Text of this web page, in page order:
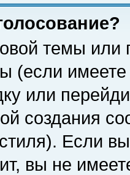
темы или
(если
или
создания
Если
вы не